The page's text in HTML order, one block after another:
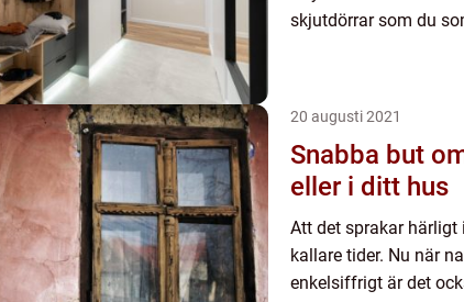
skjutdörrar som du
20 augusti 2021
Snabba but
eller i ditt hus
Att det sprakar härligt
kallare tider. Nu när
enkelsiffrigt är det